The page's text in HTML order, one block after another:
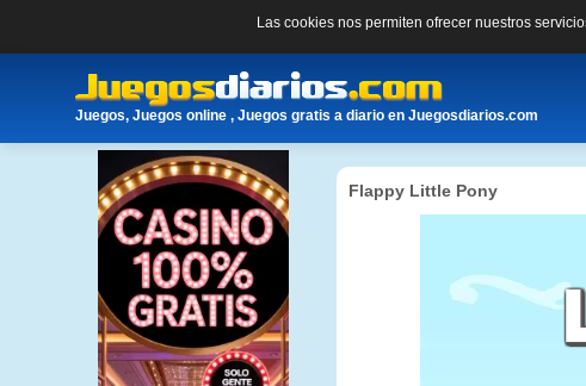
Las cookies nos permiten ofrecer nuestros
Juegos, Juegos online , Juegos gratis a diario en Juegosdiarios.com
Flappy Little Pony